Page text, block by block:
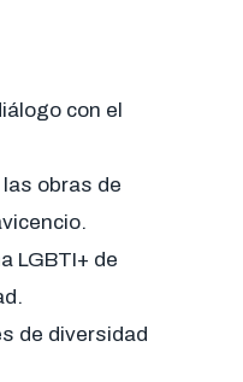
con el
obras de
LGBTI+ de
de diversidad